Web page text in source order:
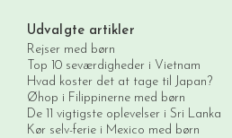
Udvalgte artikler
Rejser med børn
Top 10 seværdigheder i Vietnam
Hvad koster det at tage til Japan?
Øhop i Filippinerne med børn
De 11 vigtigste oplevelser i Sri Lanka
Kør selv-ferie i Mexico med børn